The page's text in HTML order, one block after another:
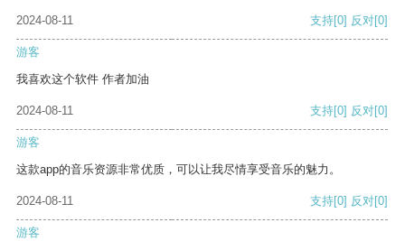
2024-08-11 支持[0] 反对[0]
游客
我喜欢这个软件 作者加油
2024-08-11 支持[0] 反对[0]
游客
这款app的音乐资源非常优质，可以让我尽情享受音乐的魅力。
2024-08-11 支持[0] 反对[0]
游客